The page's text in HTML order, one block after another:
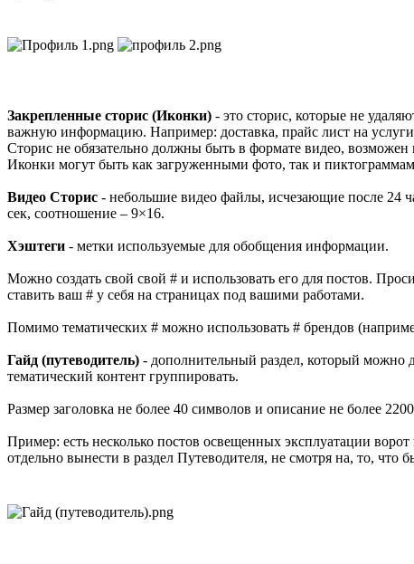
Закрепленные сторис (Иконки) - это сторис, которые не
важную информацию. Например: доставка, прайс лист на
Сторис не обязательно должны быть в формате видео, возможен
Иконки могут быть как загруженными фото, так и
Видео Сторис - небольшие видео файлы, исчезающие после 24
сек, соотношение – 9×16.
Хэштеги - метки используемые для обобщения информации.
Можно создать свой свой # и использовать его для постов.
ставить ваш # у себя на страницах под вашими работами.
Помимо тематических # можно использовать # брендов
Гайд (путеводитель) - дополнительный раздел, который можно
тематический контент группировать.
Размер заголовка не более 40 символов и описание не более
Пример: есть несколько постов освещенных эксплуатации
отдельно вынести в раздел Путеводителя, не смотря на, то, что